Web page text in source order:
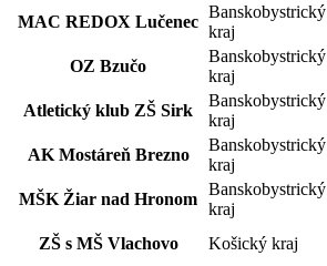
MAC REDOX Lučenec
Banskobystrický
kraj
OZ Bzučo
Banskobystrický
kraj
Atletický klub ZŠ Sirk
Banskobystrický
kraj
AK Mostáreň Brezno
Banskobystrický
kraj
MŠK Žiar nad Hronom
Banskobystrický
kraj
ZŠ s MŠ Vlachovo Košický kraj